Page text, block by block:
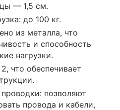
— 1,5 см.
до 100 кг.
из металла, что
и способность
нагрузки.
что обеспечивает
позволяют
провода и кабели,